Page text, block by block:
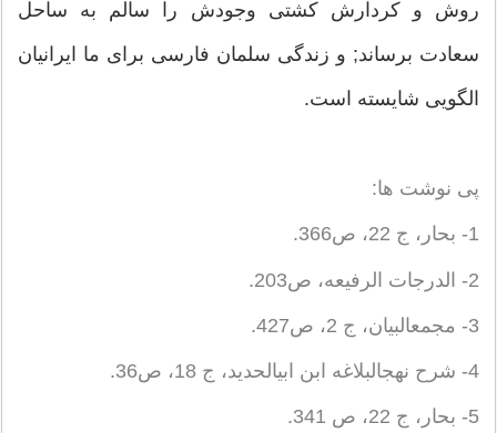
روش و کردارش کشتی وجودش را سالم به ساحل
سعادت برساند; و زندگی سلمان فارسی برای ما ایرانیان
الگویی شایسته است.
پی‏ نوشت ها:
1- بحار، ج 22، ص‏366.
2- الدرجات الرفیعه، ص‏203.
3- مجمع‏البیان، ج 2، ص‏427.
4- شرح نهج‏البلاغه ابن ابی‏الحدید، ج 18، ص‏36.
5- بحار، ج 22، ص 341.